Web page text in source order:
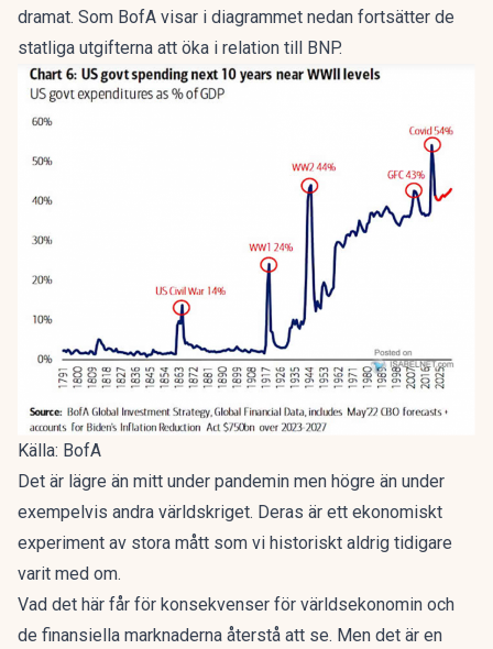
dramat. Som BofA visar i diagrammet nedan fortsätter de
statliga utgifterna att öka i relation till BNP.
Källa: BofA
Det är lägre än mitt under pandemin men högre än under
exempelvis andra världskriget. Deras är ett ekonomiskt
experiment av stora mått som vi historiskt aldrig tidigare
varit med om.
Vad det här får för konsekvenser för världsekonomin och
de finansiella marknaderna återstå att se. Men det är en